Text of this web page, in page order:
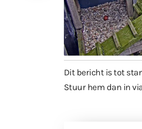
Dit bericht is tot
Stuur hem dan in